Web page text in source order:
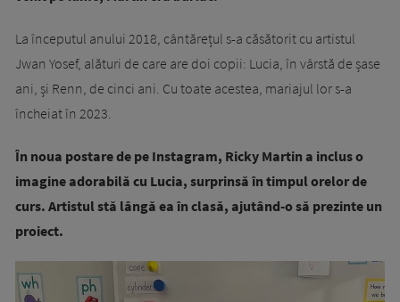
La începutul anului 2018, cântărețul s-a căsătorit cu artistul
Jwan Yosef, alături de care are doi copii: Lucia, în vârstă de șase
ani, și Renn, de cinci ani. Cu toate acestea, mariajul lor s-a
încheiat în 2023.
În noua postare de pe Instagram, Ricky Martin a inclus o
imagine adorabilă cu Lucia, surprinsă în timpul orelor de
curs. Artistul stă lângă ea în clasă, ajutând-o să prezinte un
proiect.